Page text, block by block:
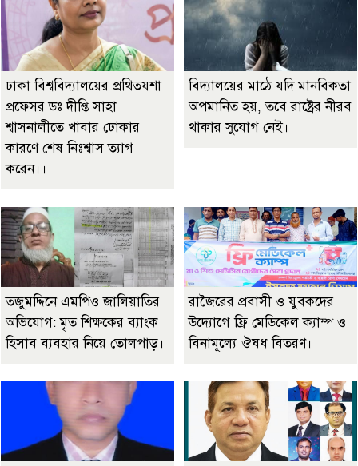
ঢাকা বিশ্ববিদ্যালয়ের প্রথিতযশা
প্রফেসর ডঃ দীপ্তি সাহা
শ্বাসনালীতে খাবার ঢোকার
কারণে শেষ নিঃশ্বাস ত্যাগ
করেন।।
বিদ্যালয়ের মাঠে যদি মানবিকতা
অপমানিত হয়, তবে রাষ্ট্রের নীরব
থাকার সুযোগ নেই।
তজুমদ্দিনে এমপিও জালিয়াতির
অভিযোগ: মৃত শিক্ষকের ব্যাংক
হিসাব ব্যবহার নিয়ে তোলপাড়।
রাজৈরের‌ প্রবাসী ও যুবকদের
উদ্যোগে ফ্রি মেডিকেল ক্যাম্প ও
বিনামূল্যে ঔষধ বিতরণ।